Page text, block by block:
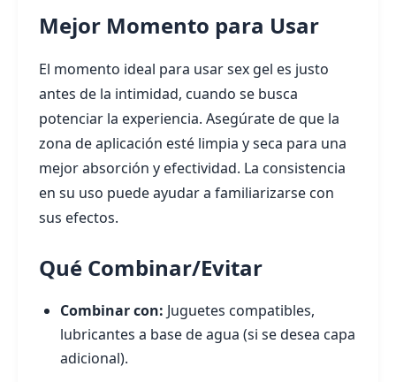
Mejor Momento para Usar
El momento ideal para usar sex gel es justo
antes de la intimidad, cuando se busca
potenciar la experiencia. Asegúrate de que la
zona de aplicación esté limpia y seca para una
mejor absorción y efectividad. La consistencia
en su uso puede ayudar a familiarizarse con
sus efectos.
Qué Combinar/Evitar
Combinar con: Juguetes compatibles,
lubricantes a base de agua (si se desea capa
adicional).